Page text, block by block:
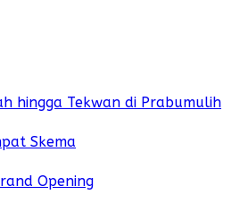
hingga Tekwan di Prabumulih
Skema
Opening